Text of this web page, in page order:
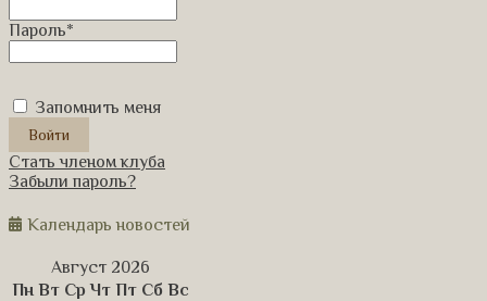
Пароль*
Запомнить меня
Стать членом клуба
Забыли пароль?
Календарь новостей
Август 2026
Пн Вт Ср Чт Пт Сб Вс